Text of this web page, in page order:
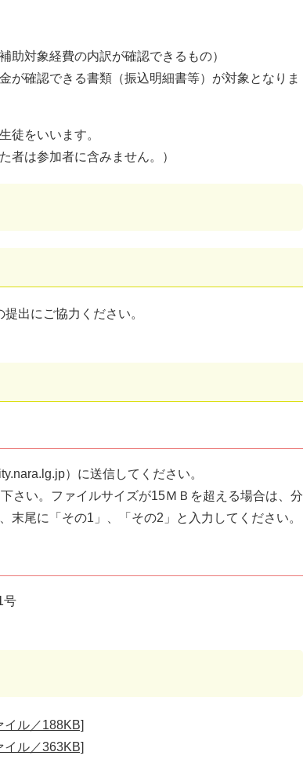
助対象経費の内訳が確認できるもの）
が確認できる書類（振込明細書等）が対象となりま
徒をいいます。
者は参加者に含みません。）
出にご協力ください。
）に送信してください。
さい。ファイルサイズが15ＭＢを超える場合は、分
尾に「その1」、「その2」と入力してください。
号
ル／188KB]
ル／363KB]